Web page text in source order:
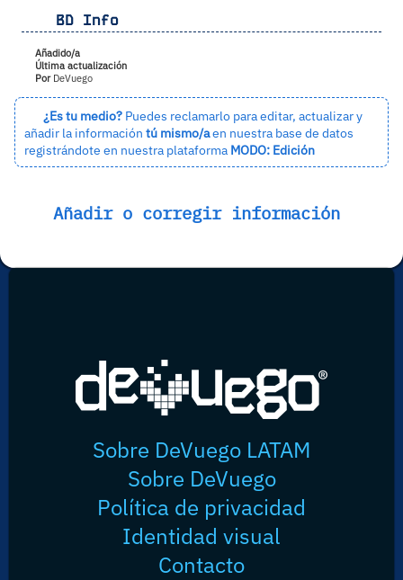
BD Info
Añadido/a
Última actualización
PorDeVuego
¿Es tu medio?Puedes reclamarlo para editar, actualizar y
añadir la información tú mismo/aen nuestra base de datos
registrándote en nuestra plataforma MODO: Edición
Añadir o corregir información
Sobre DeVuego LATAM
Sobre DeVuego
Política de privacidad
Identidad visual
Contacto